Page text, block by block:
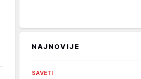
NAJNOVIJE
SAVETI